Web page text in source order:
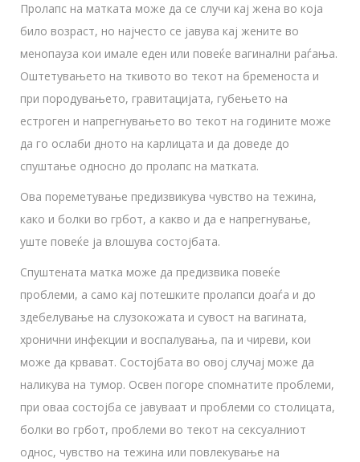
Пролапс на матката може да се случи кај жена во која
било возраст, но најчесто се јавува кај жените во
менопауза кои имале еден или повеќе вагинални раѓања.
Оштетувањето на ткивото во текот на бременоста и
при породувањето, гравитацијата, губењето на
естроген и напрегнувањето во текот на годините може
да го ослаби дното на карлицата и да доведе до
спуштање односно до пролапс на матката.
Ова пореметување предизвикува чувство на тежина,
како и болки во грбот, а какво и да е напрегнување,
уште повеќе ја влошува состојбата.
Спуштената матка може да предизвика повеќе
проблеми, а само кај потешките пролапси доаѓа и до
здебелување на слузокожата и сувост на вагината,
хронични инфекции и воспалувања, па и чиреви, кои
може да крвават. Состојбата во овој случај може да
наликува на тумор. Освен погоре спомнатите проблеми,
при оваа состојба се јавуваат и проблеми со столицата,
болки во грбот, проблеми во текот на сексуалниот
однос, чувство на тежина или повлекување на